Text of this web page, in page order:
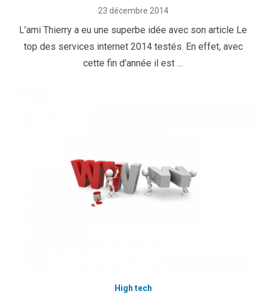
Posted
23 décembre 2014
L’ami Thierry a eu une superbe idée avec son article Le
top des services internet 2014 testés. En effet, avec
cette fin d’année il est …
High tech